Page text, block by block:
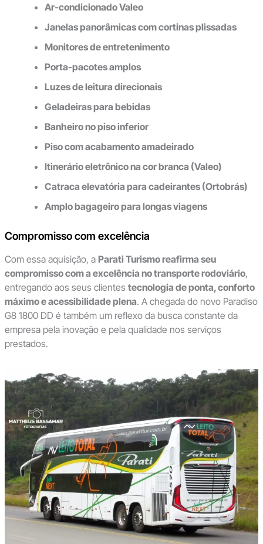
Ar-condicionado Valeo
Janelas panorâmicas com cortinas plissadas
Monitores de entretenimento
Porta-pacotes amplos
Luzes de leitura direcionais
Geladeiras para bebidas
Banheiro no piso inferior
Piso com acabamento amadeirado
Itinerário eletrônico na cor branca (Valeo)
Catraca elevatória para cadeirantes (Ortobrás)
Amplo bagageiro para longas viagens
Compromisso com excelência
Com essa aquisição, a Parati Turismo reafirma seu
compromisso com a excelência no transporte rodoviário,
entregando aos seus clientes tecnologia de ponta, conforto
máximo e acessibilidade plena. A chegada do novo Paradiso
G8 1800 DD é também um reflexo da busca constante da
empresa pela inovação e pela qualidade nos serviços
prestados.